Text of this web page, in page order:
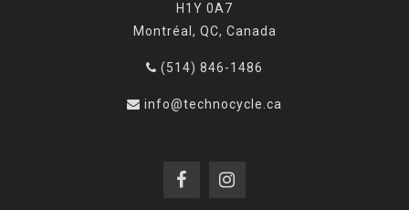
H1Y 0A7
Montréal, QC, Canada
(514) 846-1486
info@technocycle.ca